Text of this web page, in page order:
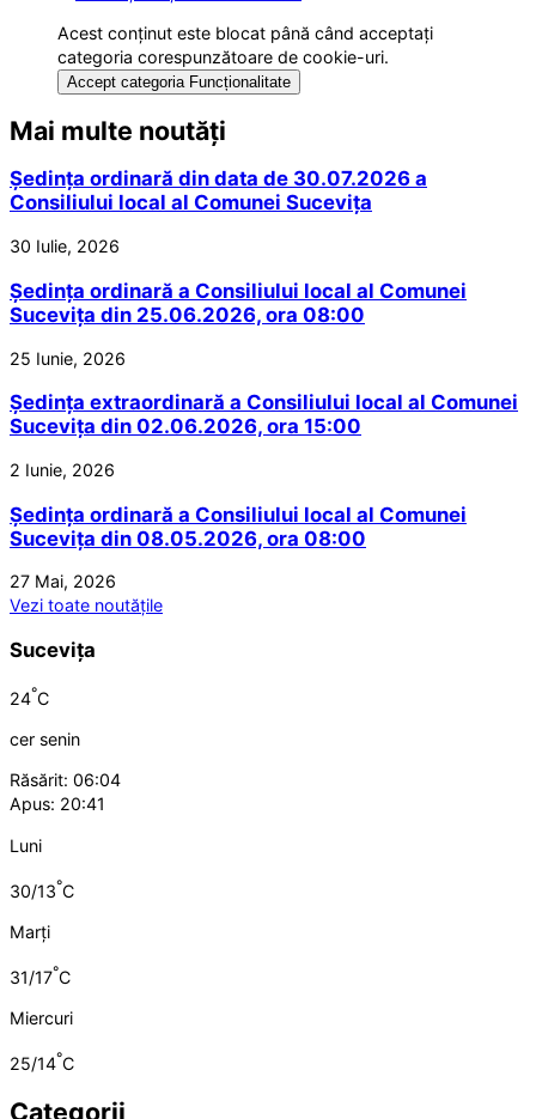
Acest conținut este blocat până când acceptați
categoria corespunzătoare de cookie-uri.
Accept categoria Funcționalitate
Mai multe noutăți
Ședința ordinară din data de 30.07.2026 a
Consiliului local al Comunei Sucevița
30 Iulie, 2026
Ședința ordinară a Consiliului local al Comunei
Sucevița din 25.06.2026, ora 08:00
25 Iunie, 2026
Ședința extraordinară a Consiliului local al Comunei
Sucevița din 02.06.2026, ora 15:00
2 Iunie, 2026
Ședința ordinară a Consiliului local al Comunei
Sucevița din 08.05.2026, ora 08:00
27 Mai, 2026
Vezi toate noutățile
Sucevița
24°C
cer senin
Răsărit: 06:04
Apus: 20:41
Luni
30/13°C
Marți
31/17°C
Miercuri
25/14°C
Categorii